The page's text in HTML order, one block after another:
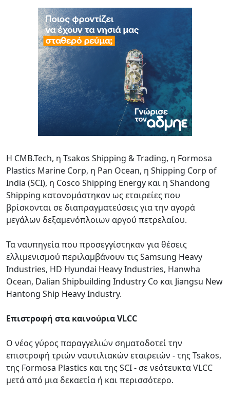
Η CMB.Tech, η Tsakos Shipping & Trading, η Formosa
Plastics Marine Corp, η Pan Ocean, η Shipping Corp of
India (SCI), η Cosco Shipping Energy και η Shandong
Shipping κατονομάστηκαν ως εταιρείες που
βρίσκονται σε διαπραγματεύσεις για την αγορά
μεγάλων δεξαμενόπλοιων αργού πετρελαίου.
Τα ναυπηγεία που προσεγγίστηκαν για θέσεις
ελλιμενισμού περιλαμβάνουν τις Samsung Heavy
Industries, HD Hyundai Heavy Industries, Hanwha
Ocean, Dalian Shipbuilding Industry Co και Jiangsu New
Hantong Ship Heavy Industry.
Επιστροφή στα καινούρια VLCC
Ο νέος γύρος παραγγελιών σηματοδοτεί την
επιστροφή τριών ναυτιλιακών εταιρειών - της Tsakos,
της Formosa Plastics και της SCI - σε νεότευκτα VLCC
μετά από μια δεκαετία ή και περισσότερο.